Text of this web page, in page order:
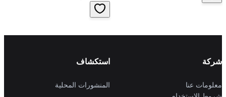
شركة
معلومات عنا
استكشاف
المنشورات المحلية